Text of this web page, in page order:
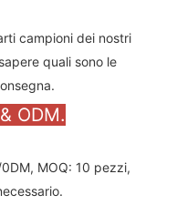
campioni dei nostri
quali sono le
ODM.
MOQ: 10 pezzi,